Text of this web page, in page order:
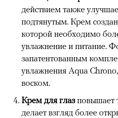
действием также
подтянутым. Крем
которой необходимо
увлажнение и питание.
запатентованным
увлажнения Aqua
воском.
Крем для глазповышает
делает взгляд более